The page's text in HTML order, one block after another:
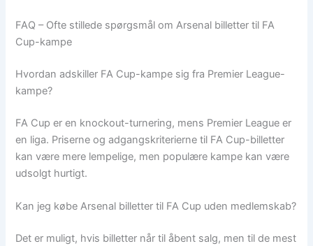
FAQ – Ofte stillede spørgsmål om Arsenal billetter til FA
Cup-kampe
Hvordan adskiller FA Cup-kampe sig fra Premier League-
kampe?
FA Cup er en knockout-turnering, mens Premier League er
en liga. Priserne og adgangskriterierne til FA Cup-billetter
kan være mere lempelige, men populære kampe kan være
udsolgt hurtigt.
Kan jeg købe Arsenal billetter til FA Cup uden medlemskab?
Det er muligt, hvis billetter når til åbent salg, men til de mest